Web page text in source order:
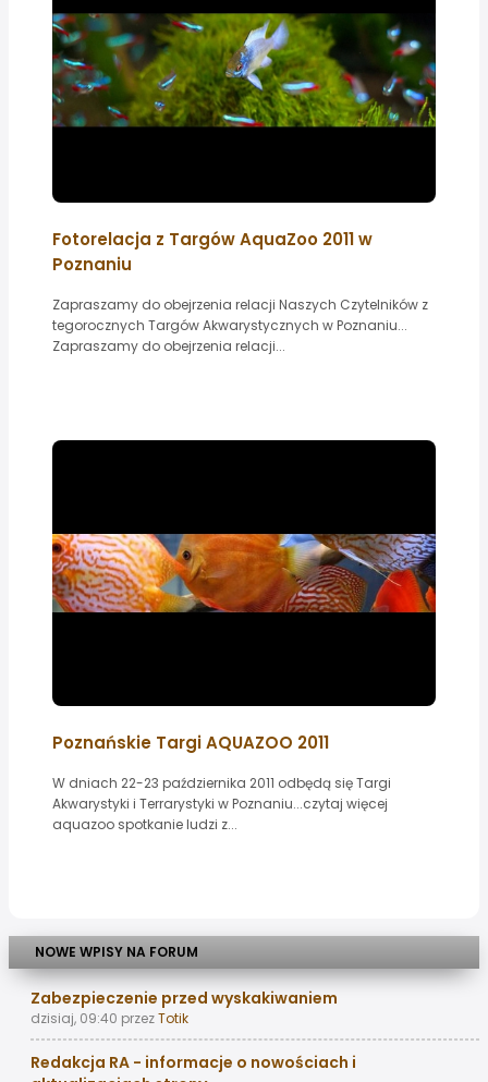
Fotorelacja z Targów AquaZoo 2011 w
Poznaniu
Zapraszamy do obejrzenia relacji Naszych Czytelników z
tegorocznych Targów Akwarystycznych w Poznaniu...
Zapraszamy do obejrzenia relacji...
Poznańskie Targi AQUAZOO 2011
W dniach 22-23 października 2011 odbędą się Targi
Akwarystyki i Terrarystyki w Poznaniu...czytaj więcej
aquazoo spotkanie ludzi z...
NOWE WPISY NA FORUM
Zabezpieczenie przed wyskakiwaniem
dzisiaj, 09:40 przezTotik
Redakcja RA - informacje o nowościach i